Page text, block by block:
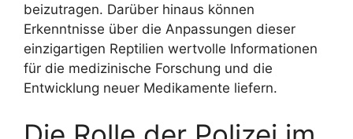
beizutragen. Darüber hinaus können
Erkenntnisse über die Anpassungen dieser
einzigartigen Reptilien wertvolle Informationen
für die medizinische Forschung und die
Entwicklung neuer Medikamente liefern.